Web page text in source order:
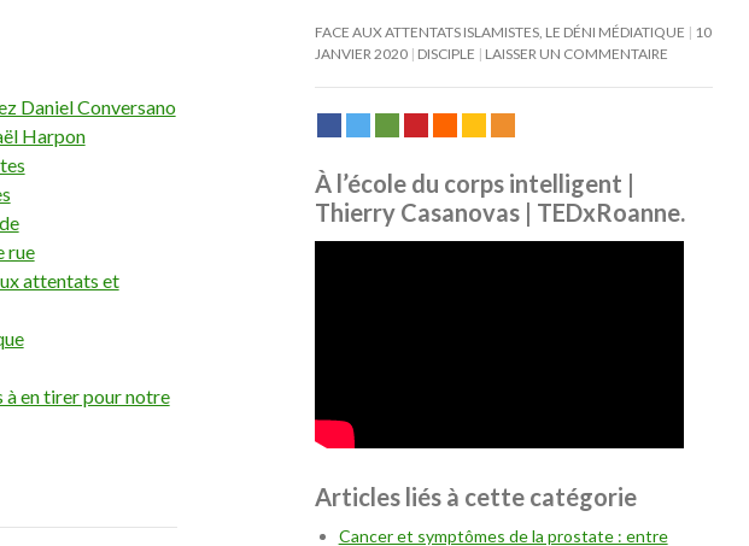
Daniel Conversano
Harpon
rue
attentats et
à en tirer pour notre
FACE AUX ATTENTATS ISLAMISTES, LE DÉNI MÉDIATIQUE
10
JANVIER 2020
DISCIPLE LAISSER UN COMMENTAIRE
À l’école du corps intelligent |
Thierry Casanovas | TEDxRoanne.
Articles liés à cette catégorie
Cancer et symptômes de la prostate : entre